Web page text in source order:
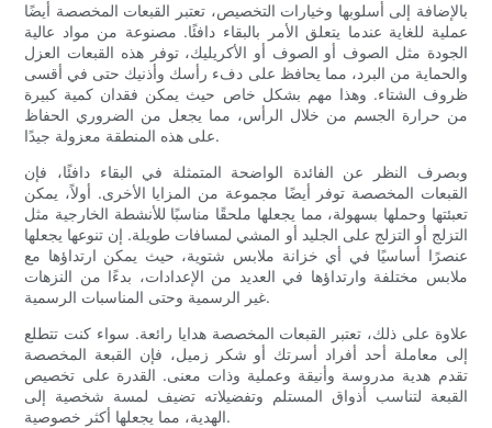
بالإضافة إلى أسلوبها وخيارات التخصيص، تعتبر القبعات المخصصة أيضًا
عملية للغاية عندما يتعلق الأمر بالبقاء دافئًا. مصنوعة من مواد عالية
الجودة مثل الصوف أو الصوف أو الأكريليك، توفر هذه القبعات العزل
والحماية من البرد، مما يحافظ على دفء رأسك وأذنيك حتى في أقسى
ظروف الشتاء. وهذا مهم بشكل خاص حيث يمكن فقدان كمية كبيرة
من حرارة الجسم من خلال الرأس، مما يجعل من الضروري الحفاظ
على هذه المنطقة معزولة جيدًا.
وبصرف النظر عن الفائدة الواضحة المتمثلة في البقاء دافئًا، فإن
القبعات المخصصة توفر أيضًا مجموعة من المزايا الأخرى. أولاً، يمكن
تعبئتها وحملها بسهولة، مما يجعلها ملحقًا مناسبًا للأنشطة الخارجية مثل
التزلج أو التزلج على الجليد أو المشي لمسافات طويلة. إن تنوعها يجعلها
عنصرًا أساسيًا في أي خزانة ملابس شتوية، حيث يمكن ارتداؤها مع
ملابس مختلفة وارتداؤها في العديد من الإعدادات، بدءًا من النزهات
غير الرسمية وحتى المناسبات الرسمية.
علاوة على ذلك، تعتبر القبعات المخصصة هدايا رائعة. سواء كنت تتطلع
إلى معاملة أحد أفراد أسرتك أو شكر زميل، فإن القبعة المخصصة
تقدم هدية مدروسة وأنيقة وعملية وذات معنى. القدرة على تخصيص
القبعة لتناسب أذواق المستلم وتفضيلاته تضيف لمسة شخصية إلى
الهدية، مما يجعلها أكثر خصوصية.